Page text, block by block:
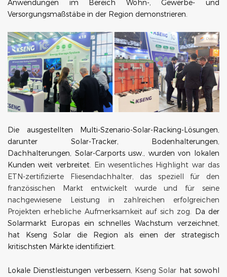
Anwendungen im Bereich Wohn-, Gewerbe- und
Versorgungsmaßstäbe in der Region demonstrieren.
Die ausgestellten Multi-Szenario-Solar-Racking-Lösungen,
darunter Solar-Tracker, Bodenhalterungen,
Dachhalterungen, Solar-Carports usw., wurden von lokalen
Kunden weit verbreitet. Ein wesentliches Highlight war das
ETN-zertifizierte Fliesendachhalter, das speziell für den
französischen Markt entwickelt wurde und für seine
nachgewiesene Leistung in zahlreichen erfolgreichen
Projekten erhebliche Aufmerksamkeit auf sich zog.
Da der
Solarmarkt Europas ein schnelles Wachstum verzeichnet,
hat Kseng Solar die Region als einen der strategisch
kritischsten Märkte identifiziert.
Lokale Dienstleistungen verbessern, Kseng Solar hat sowohl